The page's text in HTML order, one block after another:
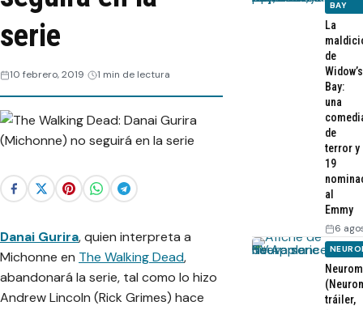
Webisodios
serie
10 febrero, 2019 1 min de lectura
Danai Gurira, quien interpreta a
Michonne en The Walking Dead,
abandonará la serie, tal como lo hizo
Andrew Lincoln (Rick Grimes) hace
BAY
La
de
Widow’s
Bay:
una
de
terror y
19
al
Emmy
6
tráiler,